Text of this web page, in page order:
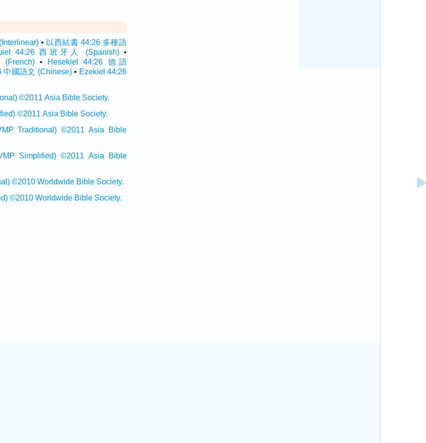
• 以西結書 44:26 多種語
44:26 西班牙人 (Spanish)•
•
Hesekiel 44:26 德語
中國語文 (Chinese)• Ezekiel 44:26
©2011 Asia Bible Society.
©2011 Asia Bible Society.
Traditional) ©2011 Asia Bible
Simplified) ©2011 Asia Bible
©2010 Worldwide Bible Society.
©2010 Worldwide Bible Society.